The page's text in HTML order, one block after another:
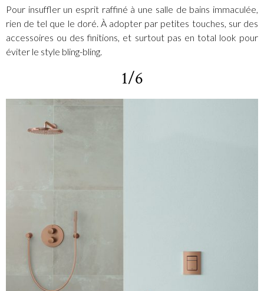
Pour insuffler un esprit raffiné à une salle de bains immaculée,
rien de tel que le doré. À adopter par petites touches, sur des
accessoires ou des finitions, et surtout pas en total look pour
éviter le style bling-bling.
1/6